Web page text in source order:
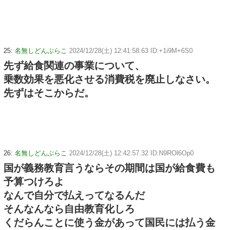
25: 名無しどんぶらこ 2024/12/28(土) 12:41:58.63 ID:+1i9M+6S0
先ず給食関連の事業について、
乗数効果を悪化させる消費税を廃止しなさい。
先ずはそこからだ。
26: 名無しどんぶらこ 2024/12/28(土) 12:42:57.32 ID:N9ROl6Op0
国が義務教育言うならその期間は国が給食費も
予算つけろよ
なんで自分で払えってなるんだ
そんなんなら自由教育化しろ
くだらんことに使う金があって国民には払う金